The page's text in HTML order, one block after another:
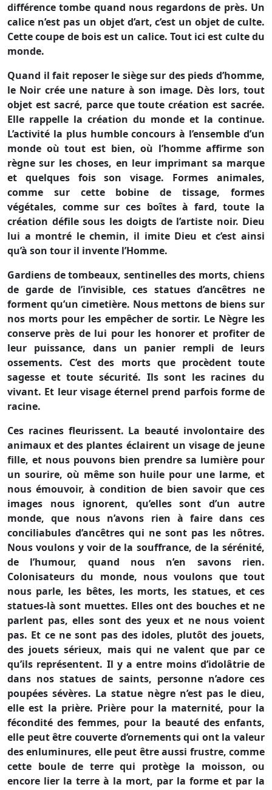
différence tombe quand nous regardons de près. Un
calice n’est pas un objet d’art, c’est un objet de culte.
Cette coupe de bois est un calice. Tout ici est culte du
monde.
Quand il fait reposer le siège sur des pieds d’homme,
le Noir crée une nature à son image. Dès lors, tout
objet est sacré, parce que toute création est sacrée.
Elle rappelle la création du monde et la continue.
L’activité la plus humble concours à l’ensemble d’un
monde où tout est bien, où l’homme affirme son
règne sur les choses, en leur imprimant sa marque
et quelques fois son visage. Formes animales,
comme sur cette bobine de tissage, formes
végétales, comme sur ces boîtes à fard, toute la
création défile sous les doigts de l’artiste noir. Dieu
lui a montré le chemin, il imite Dieu et c’est ainsi
qu’à son tour il invente l’Homme.
Gardiens de tombeaux, sentinelles des morts, chiens
de garde de l’invisible, ces statues d’ancêtres ne
forment qu’un cimetière. Nous mettons de biens sur
nos morts pour les empêcher de sortir. Le Nègre les
conserve près de lui pour les honorer et profiter de
leur puissance, dans un panier rempli de leurs
ossements. C’est des morts que procèdent toute
sagesse et toute sécurité. Ils sont les racines du
vivant. Et leur visage éternel prend parfois forme de
racine.
Ces racines fleurissent. La beauté involontaire des
animaux et des plantes éclairent un visage de jeune
fille, et nous pouvons bien prendre sa lumière pour
un sourire, où même son huile pour une larme, et
nous émouvoir, à condition de bien savoir que ces
images nous ignorent, qu’elles sont d’un autre
monde, que nous n’avons rien à faire dans ces
conciliabules d’ancêtres qui ne sont pas les nôtres.
Nous voulons y voir de la souffrance, de la sérénité,
de l’humour, quand nous n’en savons rien.
Colonisateurs du monde, nous voulons que tout
nous parle, les bêtes, les morts, les statues, et ces
statues-là sont muettes. Elles ont des bouches et ne
parlent pas, elles sont des yeux et ne nous voient
pas. Et ce ne sont pas des idoles, plutôt des jouets,
des jouets sérieux, mais qui ne valent que par ce
qu’ils représentent. Il y a entre moins d’idolâtrie de
dans nos statues de saints, personne n’adore ces
poupées sévères. La statue nègre n’est pas le dieu,
elle est la prière. Prière pour la maternité, pour la
fécondité des femmes, pour la beauté des enfants,
elle peut être couverte d’ornements qui ont la valeur
des enluminures, elle peut être aussi frustre, comme
cette boule de terre qui protège la moisson, ou
encore lier la terre à la mort, par la forme et par la